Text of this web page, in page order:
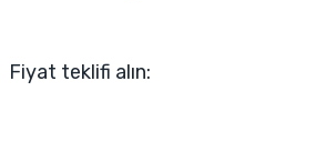
Fiyat teklifi alın: